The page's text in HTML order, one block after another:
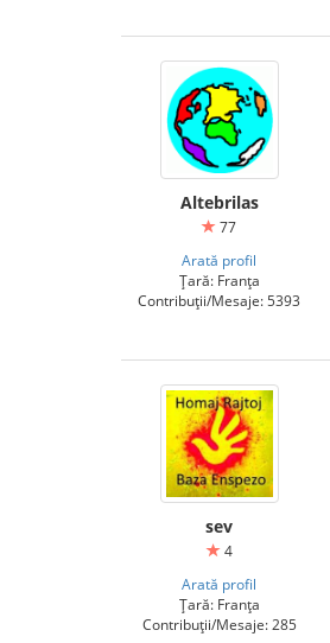
Altebrilas
77
Arată profil
Țară: Franța
Contribuții/Mesaje: 5393
sev
4
Arată profil
Țară: Franța
Contribuții/Mesaje: 285